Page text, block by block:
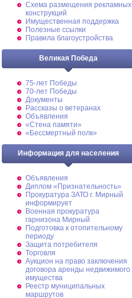
Схема размещения рекламных
конструкций
Имущественная поддержка
Полезные ссылки
Правила благоустройства
Великая Победа
75-лет Победы
70-лет Победы
Документы
Рассказы о ветеранах
Объявления
«Стена памяти»
«Бессмертный полк»
Информация для населения
Объявления
Диплом «Признательность»
Прокуратура ЗАТО г. Мирный
информирует
Военная прокуратура
гарнизона Мирный
Подготовка к отопительному
периоду
Защита потребителя
Торговля
Аукцион на право заключения
договора аренды недвижимого
имущества
Реестр муниципальных
маршрутов